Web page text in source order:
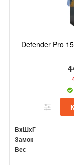
Defender Pro
ВxШxГ
Замок
Вес